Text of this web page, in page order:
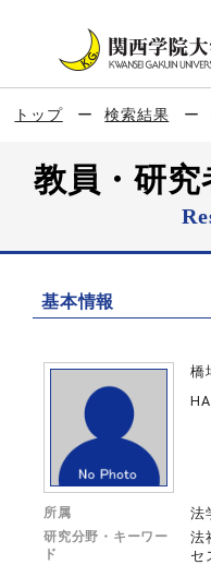
トップ 検索結果
教員・研
基本情報
橋
所属 法
研究分野・キーワー
ド
法
セ